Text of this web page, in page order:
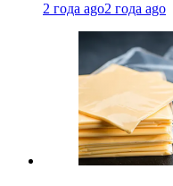
2 года ago2 года ago